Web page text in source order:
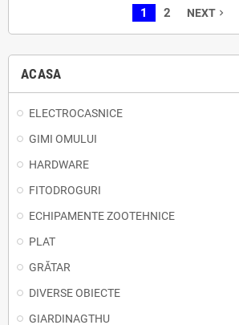
ACASA
ELECTROCASNICE
GIMI OMULUI
HARDWARE
FITODROGURI
ECHIPAMENTE ZOOTEHNICE
PLAT
GRĂTAR
DIVERSE OBIECTE
GIARDINAGTHU
1
2 NEXT navigate_next